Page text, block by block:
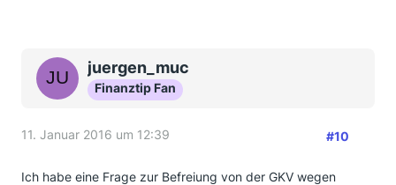
juergen_muc
Finanztip Fan
11. Januar 2016 um 12:39 #10
Ich habe eine Frage zur Befreiung von der GKV wegen